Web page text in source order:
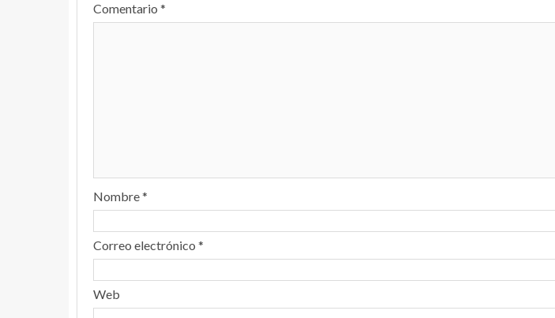
Comentario *
Nombre*
Correo electrónico *
Web